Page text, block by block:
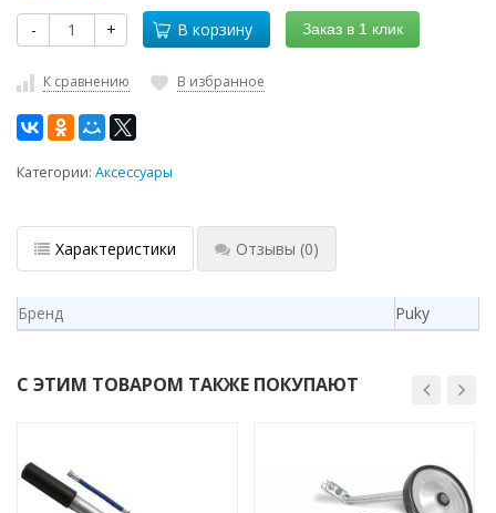
- + В корзину Заказ в 1 клик
К сравнению В избранное
Категории: Аксессуары
Характеристики Отзывы (0)
Бренд Puky
С ЭТИМ ТОВАРОМ ТАКЖЕ ПОКУПАЮТ